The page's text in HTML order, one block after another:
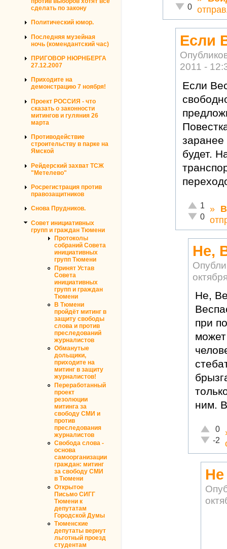
сделать по закону
Политический юмор.
Последняя музейная
ночь (комендантский час)
ПРИГОВОР НЮРНБЕРГА
27.12.2007
Приходите на
демонстрацию 7 ноября!
Проект РОССИЯ - что
сказать о законности
митингов и гуляния 26
марта
Противодействие
строительству в парке на
Ямской
Рейдерский захват ТСЖ
"Метелево"
Росрегистрация против
правозащитников
Снова Прудников.
Совет инициативных
групп и граждан Тюмени
Протоколы
собраний Совета
инициативных
групп Тюмени
Принят Устав
Совета
инициативных
групп и граждан
Тюмени
В Тюмени
пройдёт митинг в
защиту свободы
слова и против
преследований
журналистов
Обманутые
дольщики,
приходите на
митинг в защиту
журналистов!
Переработанный
проект
резолюции
митинга за
свободу СМИ и
против
преследования
журналистов
Свобода слова -
основа
самоорганизации
граждан: митинг
за свободу СМИ
в Тюмени
Открытое
Письмо СИГГ
Тюмени к
депутатам
Городской Думы
Тюменские
депутаты вернут
льготный проезд
студентам
Неадекватно!
0
Если
2011 -
Если
заранее
будет.
Отлично!
1
0
»
Не,
Не,
при
может
ним.
0
-2